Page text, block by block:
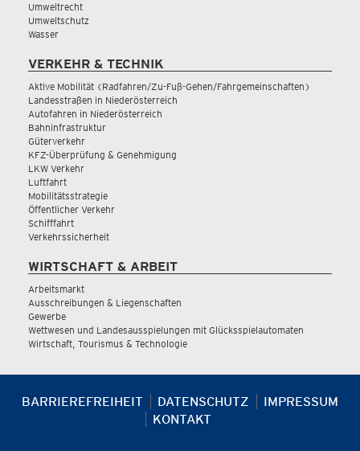
Umweltrecht
Umweltschutz
Wasser
VERKEHR & TECHNIK
Aktive Mobilität (Radfahren/Zu-Fuß-Gehen/Fahrgemeinschaften)
Landesstraßen in Niederösterreich
Autofahren in Niederösterreich
Bahninfrastruktur
Güterverkehr
KFZ-Überprüfung & Genehmigung
LKW Verkehr
Luftfahrt
Mobilitätsstrategie
Öffentlicher Verkehr
Schifffahrt
Verkehrssicherheit
WIRTSCHAFT & ARBEIT
Arbeitsmarkt
Ausschreibungen & Liegenschaften
Gewerbe
Wettwesen und Landesausspielungen mit Glücksspielautomaten
Wirtschaft, Tourismus & Technologie
BARRIEREFREIHEIT DATENSCHUTZ
IMPRESSUM
KONTAKT